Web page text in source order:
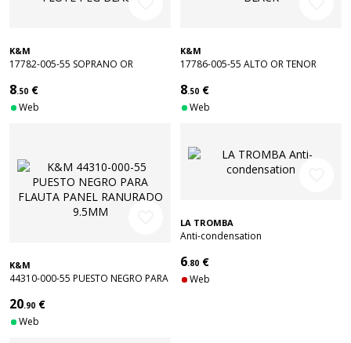
K&M
17782-005-55 SOPRANO OR
8.50 €
Web
K&M
17786-005-55 ALTO OR TENOR
8.50 €
Web
K&M
44310-000-55 PUESTO NEGRO PARA
20.90 €
Web
LA TROMBA
Anti-condensation
6.80 €
Web